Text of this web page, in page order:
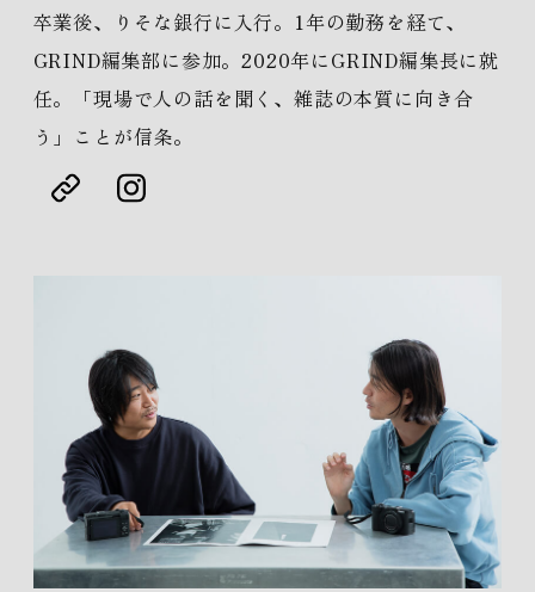
卒業後、りそな銀行に入行。1年の勤務を経て、
GRIND編集部に参加。2020年にGRIND編集長に就
任。「現場で人の話を聞く、雑誌の本質に向き合
う」ことが信条。